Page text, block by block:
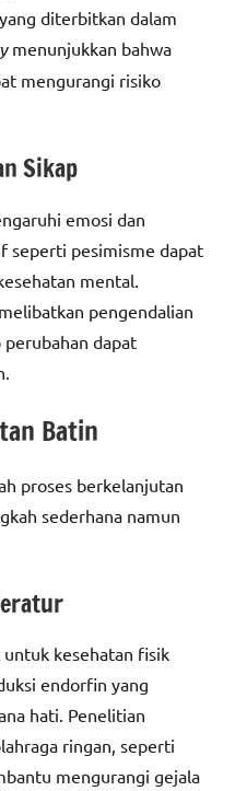
diterbitkan dalam
menunjukkan bahwa
mengurangi risiko
Sikap
emosi dan
seperti pesimisme dapat
mental.
pengendalian
dapat
Batin
proses berkelanjutan
sederhana namun
kesehatan fisik
endorfin yang
hati. Penelitian
ringan, seperti
mengurangi gejala